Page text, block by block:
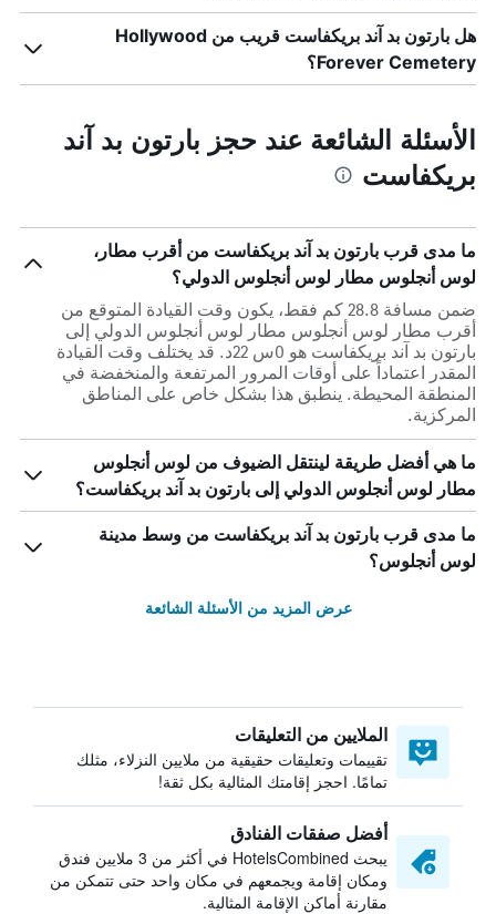
هل بارتون بد آند بريكفاست قريب من Hollywood
Forever Cemetery؟
الأسئلة الشائعة عند حجز بارتون بد آند
بريكفاست
ما مدى قرب بارتون بد آند بريكفاست من أقرب مطار،
لوس أنجلوس مطار لوس أنجلوس الدولي؟
ضمن مسافة 28.8 كم فقط، يكون وقت القيادة المتوقع من
أقرب مطار لوس أنجلوس مطار لوس أنجلوس الدولي إلى
بارتون بد آند بريكفاست هو 0س 22د. قد يختلف وقت القيادة
المقدر اعتماداً على أوقات المرور المرتفعة والمنخفضة في
المنطقة المحيطة. ينطبق هذا بشكل خاص على المناطق
المركزية.
ما هي أفضل طريقة لينتقل الضيوف من لوس أنجلوس
مطار لوس أنجلوس الدولي إلى بارتون بد آند بريكفاست؟
ما مدى قرب بارتون بد آند بريكفاست من وسط مدينة
لوس أنجلوس؟
عرض المزيد من الأسئلة الشائعة
الملايين من التعليقات
تقييمات وتعليقات حقيقية من ملايين النزلاء، مثلك
تمامًا. احجز إقامتك المثالية بكل ثقة!
أفضل صفقات الفنادق
يبحث HotelsCombined في أكثر من 3 ملايين فندق
ومكان إقامة ويجمعهم في مكان واحد حتى تتمكن من
مقارنة أماكن الإقامة المثالية.